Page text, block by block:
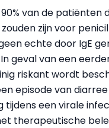
van de patiënten
zijn voor
echte door IgE
In geval van een
riskant wordt
episode van
tijdens een virale
therapeutische